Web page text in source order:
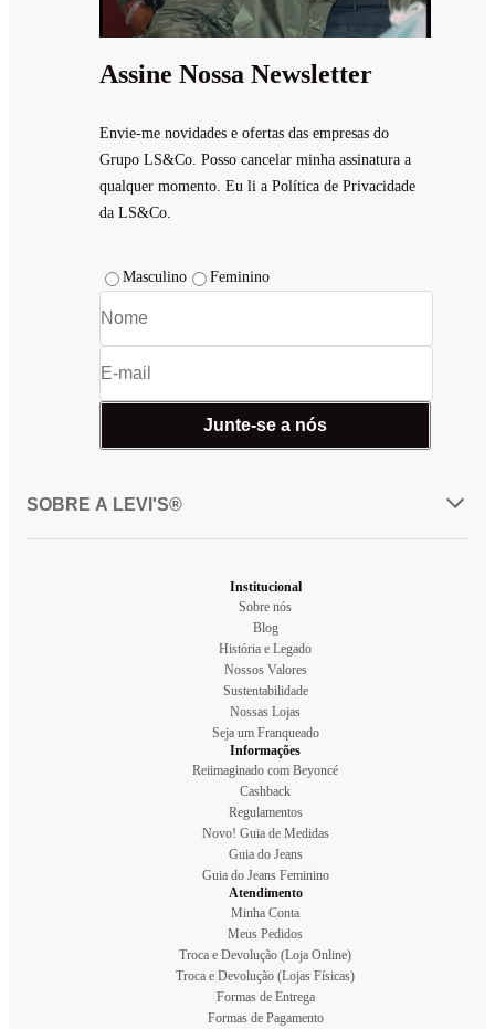
Assine Nossa Newsletter
Envie-me novidades e ofertas das empresas do
Grupo LS&Co. Posso cancelar minha assinatura a
qualquer momento. Eu li a Política de Privacidade
da LS&Co.
Masculino Feminino
Junte-se a nós
SOBRE A LEVI'S®
Institucional
Sobre nós
Blog
História e Legado
Nossos Valores
Sustentabilidade
Nossas Lojas
Seja um Franqueado
Informações
Reiimaginado com Beyoncé
Cashback
Regulamentos
Novo! Guia de Medidas
Guia do Jeans
Guia do Jeans Feminino
Atendimento
Minha Conta
Meus Pedidos
Troca e Devolução (Loja Online)
Troca e Devolução (Lojas Físicas)
Formas de Entrega
Formas de Pagamento